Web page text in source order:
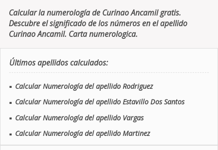
Calcular la numerología de Curinao Ancamil gratis.
Descubre el significado de los números en el apellido
Curinao Ancamil. Carta numerologica.
Últimos apellidos calculados:
■ Calcular Numerología del apellido Rodriguez
■ Calcular Numerología del apellido Estavillo Dos Santos
■ Calcular Numerología del apellido Vargas
■ Calcular Numerología del apellido Martinez